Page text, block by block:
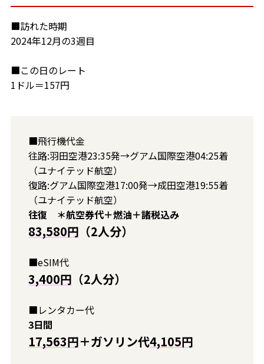
■訪れた時期
2024年12月の3週目
■この日のレート
1ドル＝157円
■飛行機代金
往路:羽田空港23:35発→グアム国際空港04:25着
（ユナイテッド航空）
復路:グアム国際空港17:00発→成田空港19:55着
（ユナイテッド航空）
往復 ＊航空券代＋燃油＋諸税込み
83,580円 （2人分）
■eSIM代
3,400円 （2人分）
■レンタカー代
3日間
17,563円＋ガソリン代4,105円